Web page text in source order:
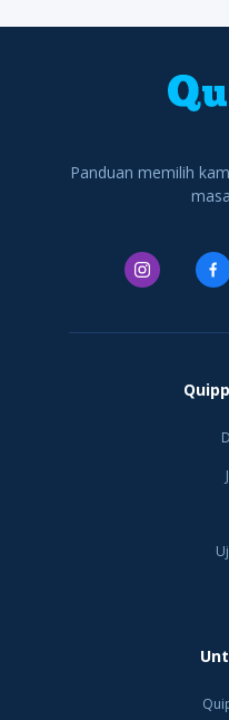
Panduan memilih